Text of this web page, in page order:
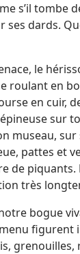
s’il tombe
ses dards.
le
roulant en
en cuir,
sur
museau,
pattes et
de piquants.
très
bogue
figurent